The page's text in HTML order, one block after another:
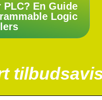
PLC? En Guide
Logic